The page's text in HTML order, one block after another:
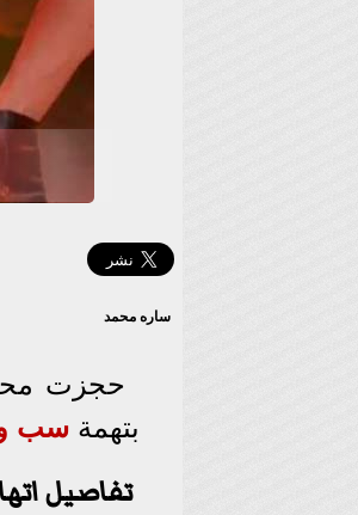
ساره محمد
حجزت
بتهمة سب
تفاصيل